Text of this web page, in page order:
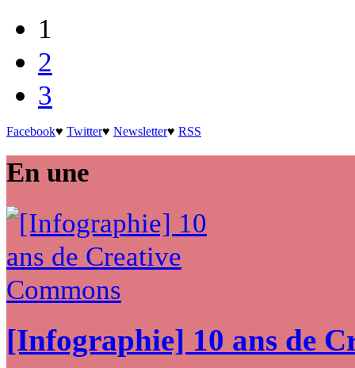
1
2
3
Facebook♥ Twitter♥ Newsletter♥ RSS
En une
[Infographie] 10 ans de